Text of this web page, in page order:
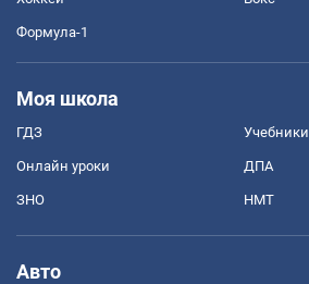
Формула-1
Моя школа
ГДЗ Учебники
Онлайн уроки ДПА
ЗНО НМТ
Авто